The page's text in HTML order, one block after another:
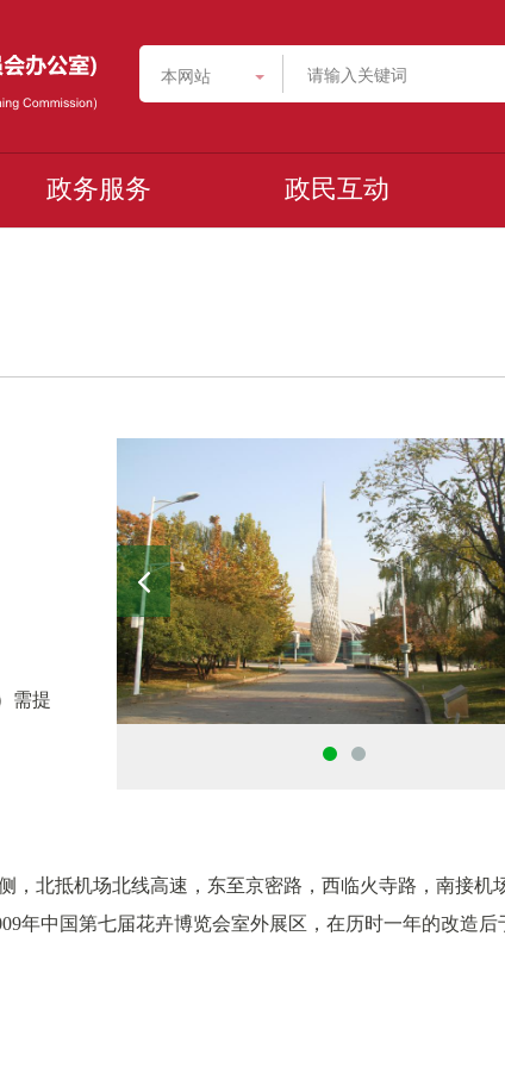
本网站
政务服务 政民互动
需提
，北抵机场北线高速，东至京密路，西临火寺路，南接机
年中国第七届花卉博览会室外展区，在历时一年的改造后